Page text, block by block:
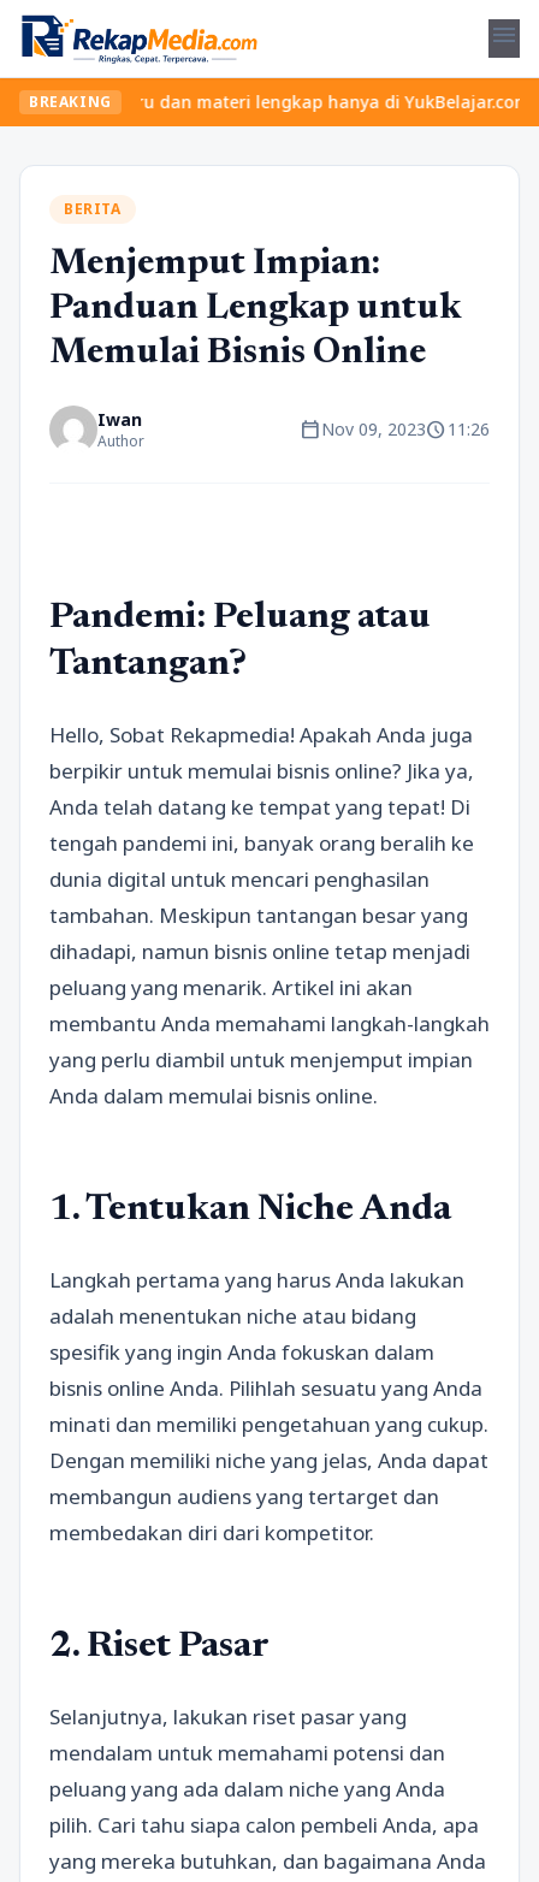
menu
BREAKING
seru dan materi lengkap hanya di YukBelajar.com. Mulai
BERITA
Menjemput Impian:
Panduan Lengkap untuk
Memulai Bisnis Online
Iwan
Author calendar_todayNov 09, 2023schedule11:26
Pandemi: Peluang atau
Tantangan?
Hello, Sobat Rekapmedia! Apakah Anda juga
berpikir untuk memulai bisnis online? Jika ya,
Anda telah datang ke tempat yang tepat! Di
tengah pandemi ini, banyak orang beralih ke
dunia digital untuk mencari penghasilan
tambahan. Meskipun tantangan besar yang
dihadapi, namun bisnis online tetap menjadi
peluang yang menarik. Artikel ini akan
membantu Anda memahami langkah-langkah
yang perlu diambil untuk menjemput impian
Anda dalam memulai bisnis online.
1. Tentukan Niche Anda
Langkah pertama yang harus Anda lakukan
adalah menentukan niche atau bidang
spesifik yang ingin Anda fokuskan dalam
bisnis online Anda. Pilihlah sesuatu yang Anda
minati dan memiliki pengetahuan yang cukup.
Dengan memiliki niche yang jelas, Anda dapat
membangun audiens yang tertarget dan
membedakan diri dari kompetitor.
2. Riset Pasar
Selanjutnya, lakukan riset pasar yang
mendalam untuk memahami potensi dan
peluang yang ada dalam niche yang Anda
pilih. Cari tahu siapa calon pembeli Anda, apa
yang mereka butuhkan, dan bagaimana Anda